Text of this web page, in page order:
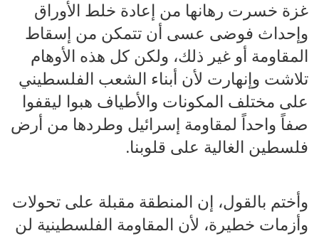
غزة خسرت رهانها من إعادة خلط الأوراق
وإحداث فوضى عسى أن تتمكن من إسقاط
المقاومة أو غير ذلك، ولكن كل هذه الأوهام
تلاشت وإنهارت لأن أبناء الشعب الفلسطيني
على مختلف المكونات والأطياف هبوا ليقفوا
صفاً واحداً لمقاومة إسرائيل وطردها من أرض
فلسطين الغالية على قلوبنا.
وأختم بالقول، إن المنطقة مقبلة على تحولات
وأزمات خطيرة، لأن المقاومة الفلسطينية لن